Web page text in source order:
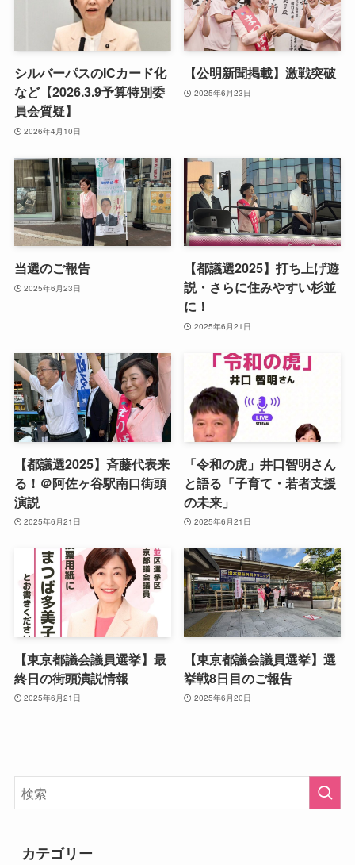
シルバーパスのICカード化
など【2026.3.9予算特別委
員会質疑】
2026年4月10日
【公明新聞掲載】激戦突破
2025年6月23日
当選のご報告
2025年6月23日
【都議選2025】打ち上げ遊
説・さらに住みやすい杉並
に！
2025年6月21日
【都議選2025】斉藤代表来
る！＠阿佐ヶ谷駅南口街頭
演説
2025年6月21日
「令和の虎」井口智明さん
と語る「子育て・若者支援
の未来」
2025年6月21日
【東京都議会議員選挙】最
終日の街頭演説情報
2025年6月21日
【東京都議会議員選挙】選
挙戦8日目のご報告
2025年6月20日
カテゴリー